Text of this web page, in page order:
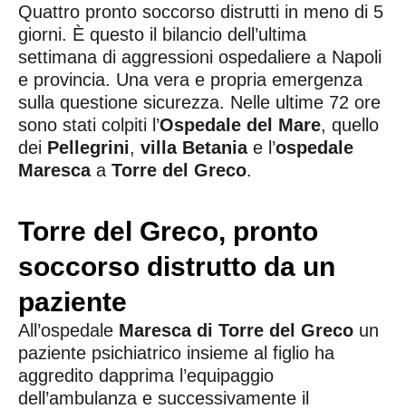
Quattro pronto soccorso distrutti in meno di 5
giorni. È questo il bilancio dell’ultima
settimana di aggressioni ospedaliere a Napoli
e provincia. Una vera e propria emergenza
sulla questione sicurezza. Nelle ultime 72 ore
sono stati colpiti l’Ospedale del Mare, quello
dei Pellegrini, villa Betaniae l’ospedale
Marescaa Torre del Greco.
Torre del Greco, pronto
soccorso distrutto da un
paziente
All’ospedale Maresca di Torre del Greco un
paziente psichiatrico insieme al figlio ha
aggredito dapprima l’equipaggio
dell’ambulanza e successivamente il